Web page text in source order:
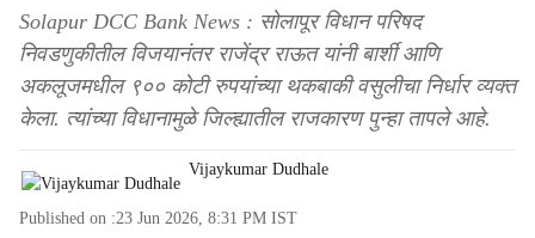
Solapur DCC Bank News : सोलापूर विधान परिषद
निवडणुकीतील विजयानंतर राजेंद्र राऊत यांनी बार्शी आणि
अकलूजमधील ९०० कोटी रुपयांच्या थकबाकी वसुलीचा निर्धार व्यक्त
केला. त्यांच्या विधानामुळे जिल्ह्यातील राजकारण पुन्हा तापले आहे.
Vijaykumar Dudhale
Published on :23 Jun 2026, 8:31 PM IST